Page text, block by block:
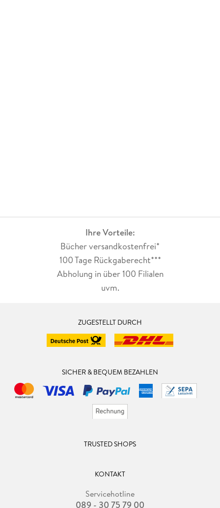
Ihre Vorteile:
Bücher versandkostenfrei*
100 Tage Rückgaberecht***
Abholung in über 100 Filialen
uvm.
ZUGESTELLT DURCH
SICHER & BEQUEM BEZAHLEN
TRUSTED SHOPS
KONTAKT
Servicehotline
089 - 30 75 79 00